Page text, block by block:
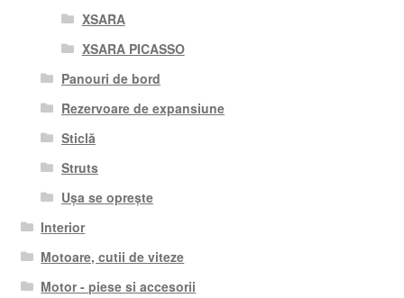
XSARA
XSARA PICASSO
Panouri de bord
Rezervoare de expansiune
Sticlă
Struts
Ușa se oprește
Interior
Motoare, cutii de viteze
Motor - piese si accesorii